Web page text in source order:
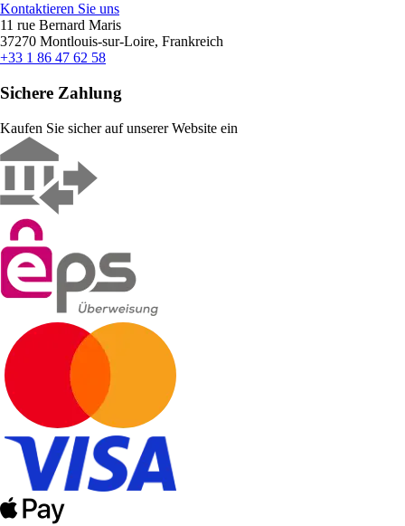
Kontaktieren Sie uns
11 rue Bernard Maris
37270 Montlouis-sur-Loire, Frankreich
+33 1 86 47 62 58
Sichere Zahlung
Kaufen Sie sicher auf unserer Website ein